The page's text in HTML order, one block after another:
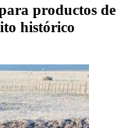
productos de
histórico